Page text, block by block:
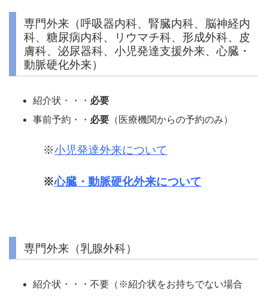
専門外来（呼吸器内科、腎臓内科、脳神経内
科、糖尿病内科、リウマチ科、形成外科、皮
膚科、泌尿器科、小児発達支援外来、心臓・
動脈硬化外来）
紹介状・・・ 必要
事前予約・・ 必要 （医療機関からの予約のみ）
※小児発達外来について
※心臓・動脈硬化外来について
専門外来（乳腺外科）
紹介状・・・不要（※紹介状をお持ちでない場合